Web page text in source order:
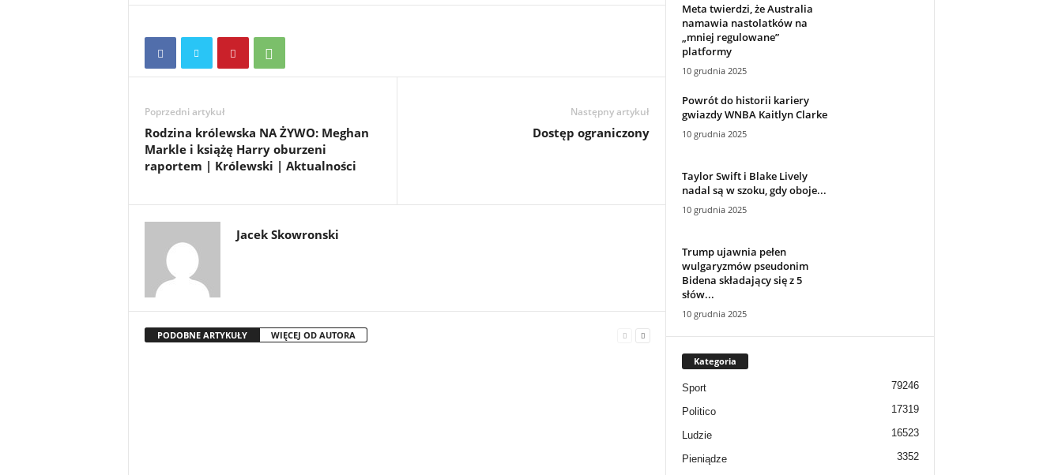
Poprzedni artykuł
Rodzina królewska NA ŻYWO: Meghan
Markle i książę Harry oburzeni
raportem | Królewski | Aktualności
Następny artykuł
Dostęp ograniczony
Jacek Skowronski
PODOBNE ARTYKUŁY WIĘCEJ OD AUTORA
Meta twierdzi, że Australia
namawia nastolatków na
„mniej regulowane”
platformy
10 grudnia 2025
Powrót do historii kariery
gwiazdy WNBA Kaitlyn Clarke
10 grudnia 2025
Taylor Swift i Blake Lively
nadal są w szoku, gdy oboje...
10 grudnia 2025
Trump ujawnia pełen
wulgaryzmów pseudonim
Bidena składający się z 5
słów...
10 grudnia 2025
Kategoria
Sport 79246
Politico 17319
Ludzie 16523
Pieniądze
3352